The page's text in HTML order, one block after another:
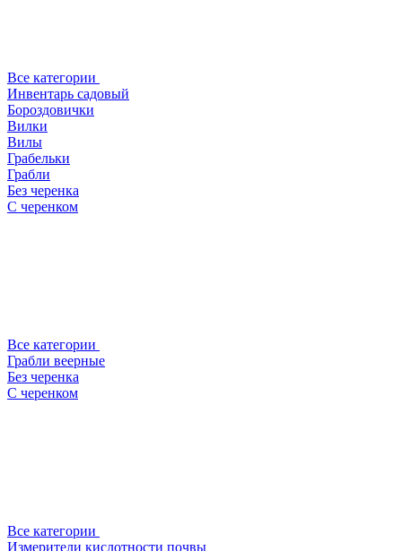
Все категории
Инвентарь садовый
Бороздовички
Вилки
Вилы
Грабельки
Грабли
Без черенка
С черенком
Все категории
Грабли веерные
Без черенка
С черенком
Все категории
Измерители кислотности почвы